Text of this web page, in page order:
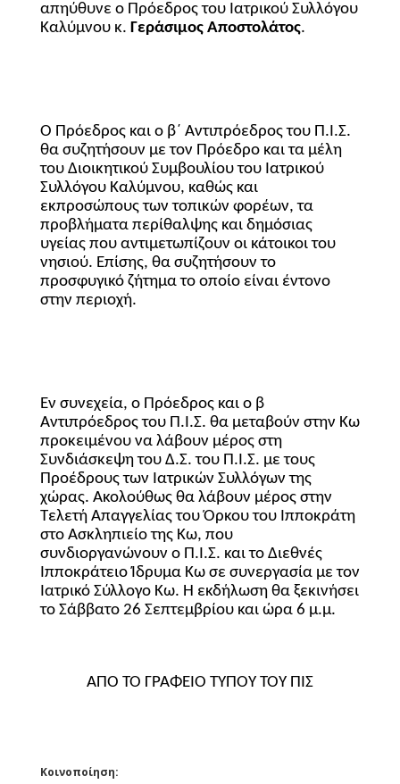
απηύθυνε ο Πρόεδρος του Ιατρικού Συλλόγου
Καλύμνου κ. Γεράσιμος Αποστολάτος.
Ο Πρόεδρος και ο β΄ Αντιπρόεδρος του Π.Ι.Σ.
θα συζητήσουν με τον Πρόεδρο και τα μέλη
του Διοικητικού Συμβουλίου του Ιατρικού
Συλλόγου Καλύμνου, καθώς και
εκπροσώπους των τοπικών φορέων, τα
προβλήματα περίθαλψης και δημόσιας
υγείας που αντιμετωπίζουν οι κάτοικοι του
νησιού. Επίσης, θα συζητήσουν το
προσφυγικό ζήτημα το οποίο είναι έντονο
στην περιοχή.
Εν συνεχεία, ο Πρόεδρος και ο β
Αντιπρόεδρος του Π.Ι.Σ. θα μεταβούν στην Κω
προκειμένου να λάβουν μέρος στη
Συνδιάσκεψη του Δ.Σ. του Π.Ι.Σ. με τους
Προέδρους των Ιατρικών Συλλόγων της
χώρας. Ακολούθως θα λάβουν μέρος στην
Τελετή Απαγγελίας του Όρκου του Ιπποκράτη
στο Ασκληπιείο της Κω, που
συνδιοργανώνουν ο Π.Ι.Σ. και το Διεθνές
Ιπποκράτειο Ίδρυμα Κω σε συνεργασία με τον
Ιατρικό Σύλλογο Κω. Η εκδήλωση θα ξεκινήσει
το Σάββατο 26 Σεπτεμβρίου και ώρα 6 μ.μ.
ΑΠΟ ΤΟ ΓΡΑΦΕΙΟ ΤΥΠΟΥ ΤΟΥ ΠΙΣ
Κοινοποίηση: